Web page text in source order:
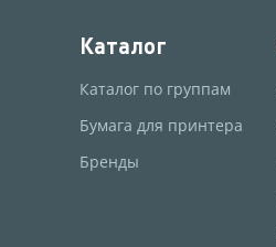
Каталог
Каталог по группам
Бумага для принтера
Бренды